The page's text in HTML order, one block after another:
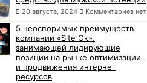
20 августа, 2024 Комментариев нет
5 неоспоримых преимуществ
компании «Site Ok»,
занимающей лидирующие
позиции на рынке оптимизации
и продвижения интернет
ресурсов